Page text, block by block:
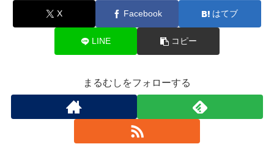
X Facebook はてブ
LINE コピー
まるむしをフォローする